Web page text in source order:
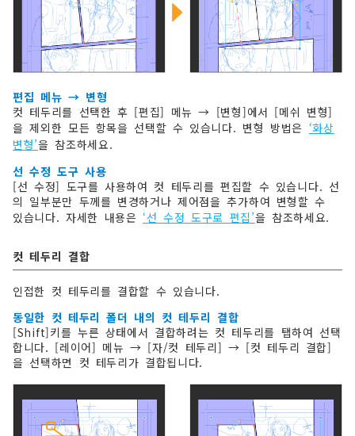
편집 메뉴 → 변형
컷 테두리를 선택한 후 [편집] 메뉴 → [변형]에서 [메쉬 변형]
을 제외한 모든 항목을 선택할 수 있습니다. 변형 방법은 ‘화상
변형’을 참조하세요.
선 수정 도구 사용
[선 수정] 도구를 사용하여 컷 테두리를 편집할 수 있습니다. 선
의 일부분만 두께를 변경하거나 제어점을 추가하여 변형할 수
있습니다. 자세한 내용은 ‘선 수정 도구로 편집’을 참조하세요.
컷 테두리 결합
인접한 컷 테두리를 결합할 수 있습니다.
동일한 컷 테두리 폴더 내의 컷 테두리 결합
[Shift]키를 누른 상태에서 결합하려는 컷 테두리를 탭하여 선택
합니다. [레이어] 메뉴 → [자/컷 테두리] → [컷 테두리 결합]
을 선택하면 컷 테두리가 결합됩니다.